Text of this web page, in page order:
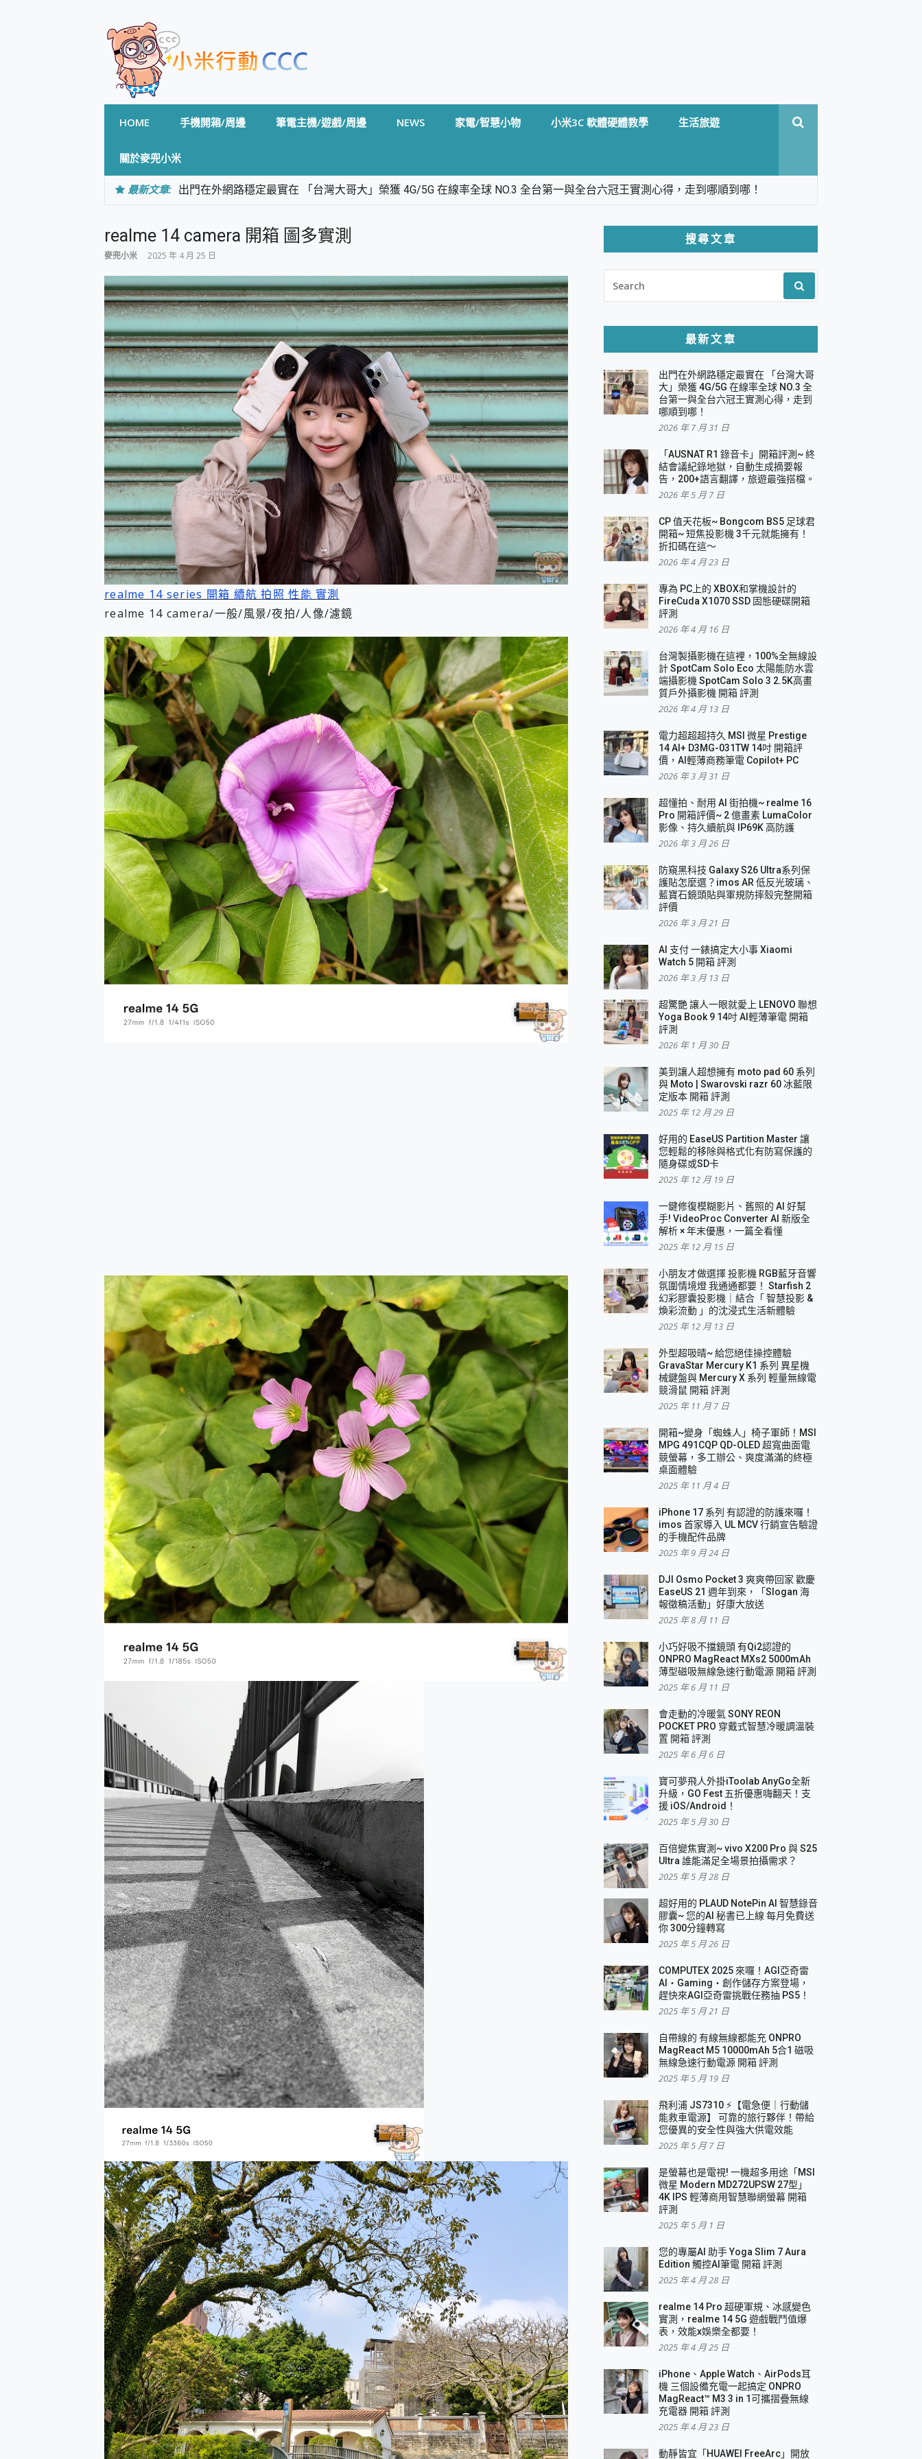
HOME 手機開箱/周邊 筆電主機/遊戲/周邊 NEWS 家電/智慧小物 小米3C 軟體硬體教學 生活旅遊
關於麥兜小米
最新文章: 出門在外網路穩定最實在 「台灣大哥大」榮獲 4G/5G 在線率全球 NO.3 全台第一與全台六冠王實測心得，走到哪順到哪！
專為 PC上的 XBOX和掌機設計的 FireCuda X1070 SSD 固態硬碟開箱 評測
台灣製攝影機在這裡，100%全無線設計 SpotCam Solo Eco 太陽能防水雲端攝影機 SpotCam Solo 3 2.5K高畫質戶外攝影機 開箱 評
電力超超超持久 MSI 微星 Prestige 14 AI+ D3MG-031TW 14吋 開箱評價，AI輕薄商務筆電 Copilot+ PC
超懂拍、耐用 AI 街拍機~ realme 16 Pro 開箱評價~ 2 億畫素 LumaColor 影像、持久續航與 IP69K 高防護
防窺黑科技 Galaxy S26 Ultra系列保護貼怎麼選？imos AR 低反光玻璃、藍寶石鏡頭貼與軍規防摔殼完整開箱評價
AI 支付 一錶搞定大小事 Xiaomi Watch 5 開箱 評測
超驚艷 讓人一眼就愛上 LENOVO 聯想 Yoga Book 9 14吋 AI輕薄筆電 開箱 評測
美到讓人超想擁有 moto pad 60 系列 與 Moto | Swarovski razr 60 冰藍限定版本 開箱 評測
好用的 EaseUS Partition Master 讓您輕鬆的移除與格式化有防寫保護的隨身碟或SD卡
一鍵修復模糊影片、舊照的 AI 好幫手! VideoProc Converter AI 新版全解析 × 年末優惠，一篇全看懂
小朋友才做選擇 投影機 RGB藍牙音響 氛圍情境燈 我通通都要！ Starfish 2 幻彩膠囊投影機｜結合「 智慧投影 & 煥彩流動 」的沈浸
式生活新體驗
外型超吸晴~ 給您絕佳操控體驗 GravaStar Mercury K1 系列 異星機械鍵盤與 Mercury X 系列 輕量無線電競滑鼠 開箱 評測
開箱~變身「蜘蛛人」椅子軍師！MSI MPG 491CQP QD-OLED 超寬曲面電競螢幕，多工辦公、爽度滿滿的終極桌面體驗
iPhone 17 系列 有認證的防護來囉！ imos 首家導入 UL MCV 行銷宣告驗證的手機配件品牌
DJI Osmo Pocket 3 爽爽帶回家 歡慶 EaseUS 21 週年到來，「Slogan 海報徵稿活動」好康大放送
小巧好吸不擋鏡頭 有Qi2認證的 ONPRO MagReact MXs2 5000mAh薄型磁吸無線急速行動電源 開箱 評測
會走動的冷暖氣 SONY REON POCKET PRO 穿戴式智慧冷暖調溫裝置 開箱 評測
寶可夢飛人外掛iToolab AnyGo全新升級，GO Fest 五折優惠嗨翻天！支援 iOS/Android！
百倍變焦實測~ vivo X200 Pro 與 S25 Ultra 誰能滿足全場景拍攝需求？
超好用的 PLAUD NotePin AI 智慧錄音膠囊~ 您的AI 秘書已上線 每月免費送你 300分鐘轉寫
COMPUTEX 2025 來囉！AGI亞奇雷 AI・Gaming・創作儲存方案登場，趕快來AGI亞奇雷挑戰任務抽 PS5！
自帶線的 有線無線都能充 ONPRO MagReact M5 10000mAh 5合1 磁吸無線急速行動電源 開箱 評測
飛利浦 JS7310 ⚡【電急便｜行動儲能救車電源】 可靠的旅行夥伴！帶給您優異的安全性與強大供電效能
是螢幕也是電視! 一機超多用途「MSI微星 Modern MD272UPSW 27型」 4K IPS 輕薄商用智慧聯網螢幕 開箱 評測
realme 14 Pro 超硬軍規、冰感變色實測，realme 14 5G 遊戲戰鬥值爆表，效能x娛樂全都要！
iPhone、Apple Watch、AirPods耳機 三個設備充電一起搞定 ONPRO MagReact™ M3 3 in 1可攜摺疊無線充電器 開箱 評測
動靜皆宜「HUAWEI FreeArc」開放式耳掛耳機，無感配戴! 超穩超服貼，音質、通話也很優質
好玩好拍 vivo V50 ~ 口袋裡的 Zeiss 潮流攝影棚!
25種洗烘模式一機搞定! Roborock 衣莉莎白 H1 Neo分子篩洗脫烘 AI 滾筒洗衣機
給 MSI Claw 系列電競掌機 最完美的家 MSI Nest Docking Station 掌機專屬擴充底座 開箱 評測
B&O 精品級音響! Home+ 中嘉寬頻 SoundBox 劇院串流盒 開箱 評測
2億 APO蔡司長焦神機降臨~ vivo X200 Pro、vivo X200 就是這麼好拍
EaseUS Vocal Remover 免費線上去聲器一鍵去除人聲 人聲 音樂分離 2024 消除人聲推薦
3 個超值 MHN 飛人工具分享~~ iToolab AnyGo 魔物獵人 Now飛人 ios教學 不出門也可以到處走
Locawhere AnyTo 寶可夢飛人 AnyTo 不出門也可以飛遍全世界
小體積 40000mAh 超大容量 一次充5個設備 充好充滿 CUKTECH 酷態科 300W 微型充電站 開箱 評測
97.3% 恢復率，資料救援就是這麼簡單 EaseUS Data Recovery Wizard Free 18.0.0 業界最好的資料救援軟體
磁碟系統大風吹 有了 磁碟管理程式 EaseUS Partition Master 就是這麼簡單
全新 SONY Xperia 1 VI 開箱! 相機實測! 長焦覆蓋更遠更清晰、2日長續航、頂尖影音娛樂效能~
Xiaomi 14 Ultra 開箱 評測~ 有深度的 Leica 影像旗艦手機! 加碼小旗艦 Xiaomi 14 開箱 評測
vivo TWS 3e 真無線藍牙耳機智慧降噪升級、音質明亮溫潤，並支援雙設備連接~
MSI Claw 掌機專屬配件包 來囉 完美保護 MSI Claw A1M-026TW 電競掌機
人像旗艦 vivo V30 系列 開箱 評測! 首搭蔡司光學鏡頭、攝影棚級柔光環、拍攝功能最好玩的美拍神機 vivo V30 Pro
多個願望一次滿足 超強散熱 微星 MSI Claw A1M-026TW 電競掌機 開箱 評測
一吸完美對位 擁有超強吸力與超好用的隱磁支架 O-ONE MAG 最會吸的行動電源 開箱 評測
Motorola edge 70 pro 及 moto g37 power上市，登錄在送飛利浦氣炸鍋
近八千元的 Soundcore Liberty 5 Pro Max，有螢幕的耳機會是智商稅嗎?
榮耀 HONOR 600 Pro x MOLLY Limited Edition 限量版開賣，攜手味全龍進駐大巨蛋萬人盛典
realme 14 camera 開箱 圖多實測
麥兜小米 2025 年 4 月 25 日
realme 14 series 開箱 續航 拍照 性能 實測
realme 14 camera/一般/風景/夜拍/人像/濾鏡
搜尋文章
FOR:
最新文章
出門在外網路穩定最實在 「台灣大哥
大」榮獲 4G/5G 在線率全球 NO.3 全
台第一與全台六冠王實測心得，走到
哪順到哪！
2026 年 7 月 31 日
「AUSNAT R1 錄音卡」開箱評測~ 終
結會議紀錄地獄，自動生成摘要報
告，200+語言翻譯，旅遊最強搭檔。
2026 年 5 月 7 日
CP 值天花板~ Bongcom BS5 足球君
開箱~ 短焦投影機 3千元就能擁有！
折扣碼在這～
2026 年 4 月 23 日
專為 PC上的 XBOX和掌機設計的
FireCuda X1070 SSD 固態硬碟開箱
評測
2026 年 4 月 16 日
台灣製攝影機在這裡，100%全無線設
計 SpotCam Solo Eco 太陽能防水雲
端攝影機 SpotCam Solo 3 2.5K高畫
質戶外攝影機 開箱 評測
2026 年 4 月 13 日
電力超超超持久 MSI 微星 Prestige
14 AI+ D3MG-031TW 14吋 開箱評
價，AI輕薄商務筆電 Copilot+ PC
2026 年 3 月 31 日
超懂拍、耐用 AI 街拍機~ realme 16
Pro 開箱評價~ 2 億畫素 LumaColor
影像、持久續航與 IP69K 高防護
2026 年 3 月 26 日
防窺黑科技 Galaxy S26 Ultra系列保
護貼怎麼選？imos AR 低反光玻璃、
藍寶石鏡頭貼與軍規防摔殼完整開箱
評價
2026 年 3 月 21 日
AI 支付 一錶搞定大小事 Xiaomi
Watch 5 開箱 評測
2026 年 3 月 13 日
超驚艷 讓人一眼就愛上 LENOVO 聯想
Yoga Book 9 14吋 AI輕薄筆電 開箱
評測
2026 年 1 月 30 日
美到讓人超想擁有 moto pad 60 系列
與 Moto | Swarovski razr 60 冰藍限
定版本 開箱 評測
2025 年 12 月 29 日
好用的 EaseUS Partition Master 讓
您輕鬆的移除與格式化有防寫保護的
隨身碟或SD卡
2025 年 12 月 19 日
一鍵修復模糊影片、舊照的 AI 好幫
手! VideoProc Converter AI 新版全
解析 × 年末優惠，一篇全看懂
2025 年 12 月 15 日
小朋友才做選擇 投影機 RGB藍牙音響
氛圍情境燈 我通通都要！ Starfish 2
幻彩膠囊投影機｜結合「 智慧投影 &
煥彩流動 」的沈浸式生活新體驗
2025 年 12 月 13 日
外型超吸晴~ 給您絕佳操控體驗
GravaStar Mercury K1 系列 異星機
械鍵盤與 Mercury X 系列 輕量無線電
競滑鼠 開箱 評測
2025 年 11 月 7 日
開箱~變身「蜘蛛人」椅子軍師！MSI
MPG 491CQP QD-OLED 超寬曲面電
競螢幕，多工辦公、爽度滿滿的終極
桌面體驗
2025 年 11 月 4 日
iPhone 17 系列 有認證的防護來囉！
imos 首家導入 UL MCV 行銷宣告驗證
的手機配件品牌
2025 年 9 月 24 日
DJI Osmo Pocket 3 爽爽帶回家 歡慶
EaseUS 21 週年到來，「Slogan 海
報徵稿活動」好康大放送
2025 年 8 月 11 日
小巧好吸不擋鏡頭 有Qi2認證的
ONPRO MagReact MXs2 5000mAh
薄型磁吸無線急速行動電源 開箱 評測
2025 年 6 月 11 日
會走動的冷暖氣 SONY REON
POCKET PRO 穿戴式智慧冷暖調溫裝
置 開箱 評測
2025 年 6 月 6 日
寶可夢飛人外掛iToolab AnyGo全新
升級，GO Fest 五折優惠嗨翻天！支
援 iOS/Android！
2025 年 5 月 30 日
百倍變焦實測~ vivo X200 Pro 與 S25
Ultra 誰能滿足全場景拍攝需求？
2025 年 5 月 28 日
超好用的 PLAUD NotePin AI 智慧錄音
膠囊~ 您的AI 秘書已上線 每月免費送
你 300分鐘轉寫
2025 年 5 月 26 日
COMPUTEX 2025 來囉！AGI亞奇雷
AI・Gaming・創作儲存方案登場，
趕快來AGI亞奇雷挑戰任務抽 PS5！
2025 年 5 月 21 日
自帶線的 有線無線都能充 ONPRO
MagReact M5 10000mAh 5合1 磁吸
無線急速行動電源 開箱 評測
2025 年 5 月 19 日
飛利浦 JS7310 ⚡【電急便｜行動儲
能救車電源】 可靠的旅行夥伴！帶給
您優異的安全性與強大供電效能
2025 年 5 月 7 日
是螢幕也是電視! 一機超多用途「MSI
微星 Modern MD272UPSW 27型」
4K IPS 輕薄商用智慧聯網螢幕 開箱
評測
2025 年 5 月 1 日
您的專屬AI 助手 Yoga Slim 7 Aura
Edition 觸控AI筆電 開箱 評測
2025 年 4 月 28 日
realme 14 Pro 超硬軍規、冰感變色
實測，realme 14 5G 遊戲戰鬥值爆
表，效能x娛樂全都要！
2025 年 4 月 25 日
iPhone、Apple Watch、AirPods耳
機 三個設備充電一起搞定 ONPRO
MagReact™ M3 3 in 1可攜摺疊無線
充電器 開箱 評測
2025 年 4 月 23 日
動靜皆宜「HUAWEI FreeArc」開放